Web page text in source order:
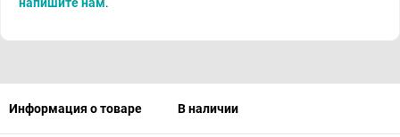
Информация о товаре В наличии